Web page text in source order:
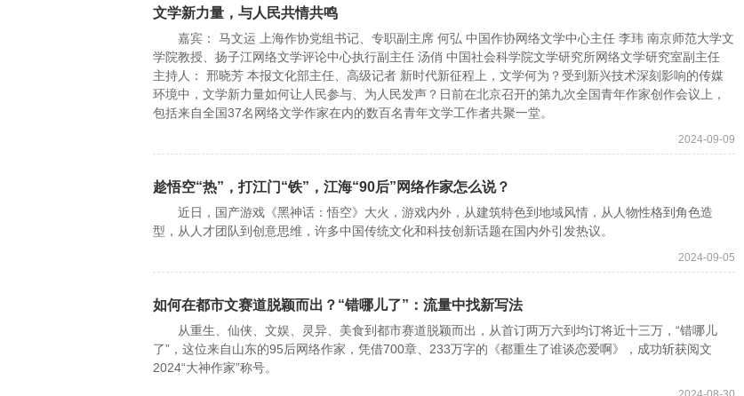
文学新力量，与人民共情共鸣
嘉宾： 马文运 上海作协党组书记、专职副主席 何弘 中国作协网络文学中心主任 李玮 南京师范大学文
学院教授、扬子江网络文学评论中心执行副主任 汤俏 中国社会科学院文学研究所网络文学研究室副主任
主持人： 邢晓芳 本报文化部主任、高级记者 新时代新征程上，文学何为？受到新兴技术深刻影响的传媒
环境中，文学新力量如何让人民参与、为人民发声？日前在北京召开的第九次全国青年作家创作会议上，
包括来自全国37名网络文学作家在内的数百名青年文学工作者共聚一堂。
2024-09-09
趁悟空“热”，打江门“铁”，江海“90后”网络作家怎么说？
近日，国产游戏《黑神话：悟空》大火，游戏内外，从建筑特色到地域风情，从人物性格到角色造
型，从人才团队到创意思维，许多中国传统文化和科技创新话题在国内外引发热议。
2024-09-05
如何在都市文赛道脱颖而出？“错哪儿了”：流量中找新写法
从重生、仙侠、文娱、灵异、美食到都市赛道脱颖而出，从首订两万六到均订将近十三万，“错哪儿
了”，这位来自山东的95后网络作家，凭借700章、233万字的《都重生了谁谈恋爱啊》，成功斩获阅文
2024“大神作家”称号。